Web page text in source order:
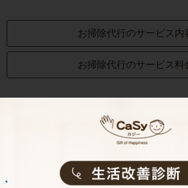
お掃除代行のサービス内
お掃除代行のサービス料
ご利用者インタビュ
Customer Interview